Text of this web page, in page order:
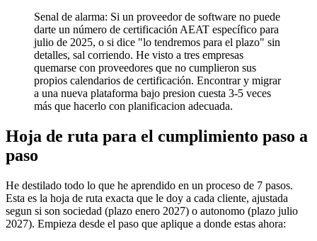
Senal de alarma: Si un proveedor de software no puede
darte un número de certificación AEAT específico para
julio de 2025, o si dice "lo tendremos para el plazo" sin
detalles, sal corriendo. He visto a tres empresas
quemarse con proveedores que no cumplieron sus
propios calendarios de certificación. Encontrar y migrar
a una nueva plataforma bajo presion cuesta 3-5 veces
más que hacerlo con planificacion adecuada.
Hoja de ruta para el cumplimiento paso a
paso
He destilado todo lo que he aprendido en un proceso de 7 pasos.
Esta es la hoja de ruta exacta que le doy a cada cliente, ajustada
segun si son sociedad (plazo enero 2027) o autonomo (plazo julio
2027). Empieza desde el paso que aplique a donde estas ahora: